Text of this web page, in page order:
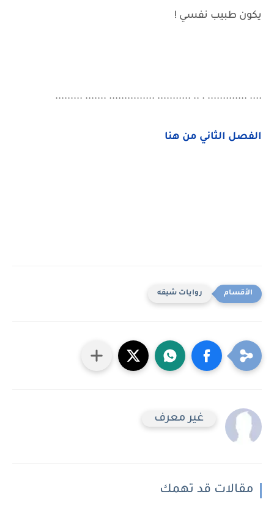
يكون طبيب نفسي !
.... ............. . .. ........... ............... ....... .........
الفصل الثاني من هنا
روايات شيقه
غير معرف
مقالات قد تهمك